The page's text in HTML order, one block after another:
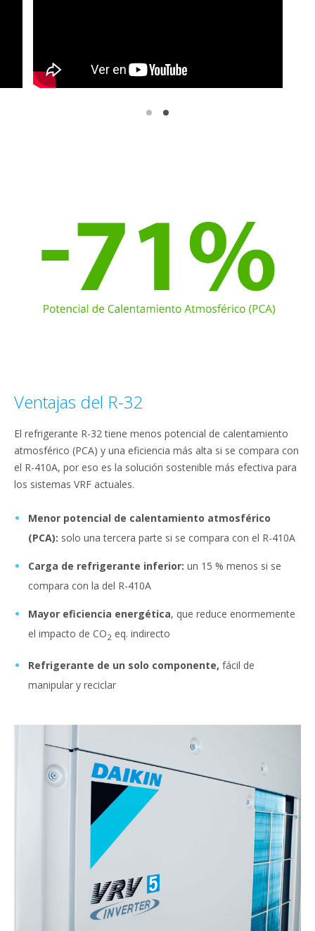
Ventajas del R-32
El refrigerante R-32 tiene menos potencial de calentamiento
atmosférico (PCA) y una eficiencia más alta si se compara con
el R-410A, por eso es la solución sostenible más efectiva para
los sistemas VRF actuales.
Menor potencial de calentamiento atmosférico
(PCA): solo una tercera parte si se compara con el R-410A
Carga de refrigerante inferior: un 15 % menos si se
compara con la del R-410A
Mayor eficiencia energética, que reduce enormemente
el impacto de CO2 eq. indirecto
Refrigerante de un solo componente, fácil de
manipular y reciclar